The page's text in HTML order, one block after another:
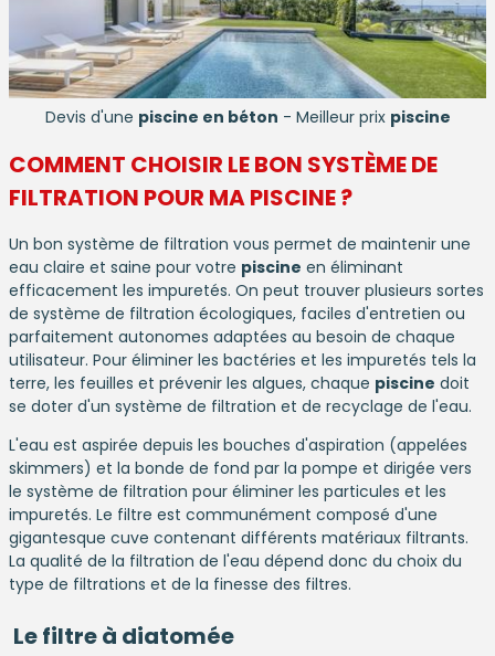
Devis d'une piscine en béton - Meilleur prix piscine
COMMENT CHOISIR LE BON SYSTÈME DE
FILTRATION POUR MAPISCINE?
Un bon système de filtration vous permet de maintenir une
eau claire et saine pour votre piscine en éliminant
efficacement les impuretés. On peut trouver plusieurs sortes
de système de filtration écologiques, faciles d'entretien ou
parfaitement autonomes adaptées au besoin de chaque
utilisateur. Pour éliminer les bactéries et les impuretés tels la
terre, les feuilles et prévenir les algues, chaque piscine doit
se doter d'un système de filtration et de recyclage de l'eau.
L'eau est aspirée depuis les bouches d'aspiration (appelées
skimmers) et la bonde de fond par la pompe et dirigée vers
le système de filtration pour éliminer les particules et les
impuretés. Le filtre est communément composé d'une
gigantesque cuve contenant différents matériaux filtrants.
La qualité de la filtration de l'eau dépend donc du choix du
type de filtrations et de la finesse des filtres.
Le filtre à diatomée